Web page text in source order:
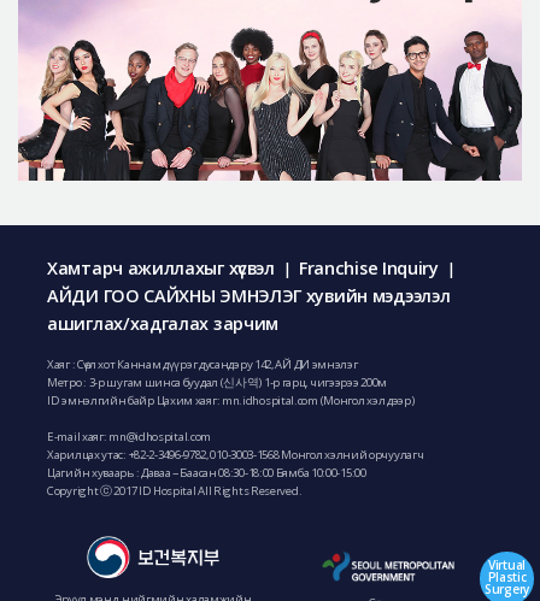
Хамтарч ажиллахыг хүсвэл | Franchise Inquiry |
АЙДИ ГОО САЙХНЫ ЭМНЭЛЭГ хувийн мэдээлэл
ашиглах/хадгалах зарчим
Хаяг : Сөүл хот Каннам дүүрэг дусандэру 142, АЙ ДИ эмнэлэг
Метро : 3-р шугам шинса буудал (신사역) 1-р гарц, чигээрээ 200м
ID эмнэлгийн байр Цахим хаяг: mn.idhospital.com (Монгол хэл дээр)
E-mail хаяг: mn@idhospital.com
Харилцах утас: +82-2-3496-9782 ,010-3003-1568Монгол хэлний орчуулагч
Цагийн хуваарь : Даваа ~ Баасан 08:30-18:00 Бямба 10:00-15:00
Copyright ⓒ 2017 ID Hospital All Rights Reserved.
Virtual
Plastic
Surgery